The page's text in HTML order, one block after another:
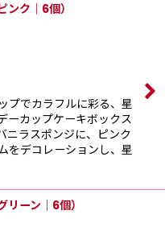
ンク｜6個）
プでカラフルに彩る、星
ーカップケーキボックス
ニラスポンジに、ピンク
をデコレーションし、星
ーン｜6個）